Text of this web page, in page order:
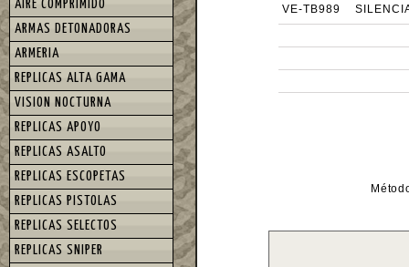
VE-TB989
AIRE COMPRIMIDO
ARMAS DETONADORAS
ARMERIA
REPLICAS ALTA GAMA
VISION NOCTURNA
REPLICAS APOYO
REPLICAS ASALTO
REPLICAS ESCOPETAS
REPLICAS PISTOLAS
REPLICAS SELECTOS
REPLICAS SNIPER